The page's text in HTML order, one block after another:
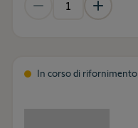
In corso di rifornimento